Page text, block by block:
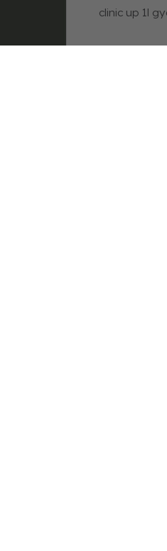
9
clinic up 1l